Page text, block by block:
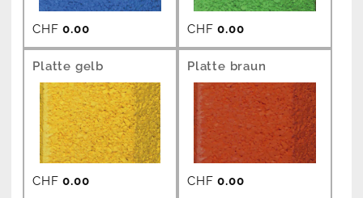
CHF 0.00 CHF 0.00
Platte gelb
CHF 0.00
Platte braun
CHF 0.00